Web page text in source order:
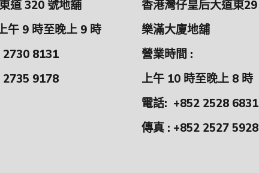
道 320 號地舖
午 9 時至晚上 9 時
2730 8131
2735 9178
香港灣仔皇后大道東29
樂滿大廈地舖
營業時間 :
上午 10 時至晚上 8 時
電話: +852 2528 6831
傳真 : +852 2527 5928